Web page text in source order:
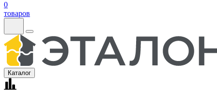
0
товаров
Каталог